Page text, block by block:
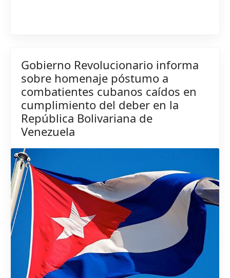
Gobierno Revolucionario informa
sobre homenaje póstumo a
combatientes cubanos caídos en
cumplimiento del deber en la
República Bolivariana de
Venezuela